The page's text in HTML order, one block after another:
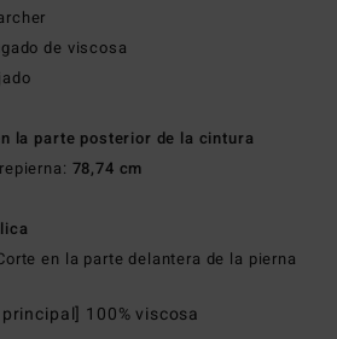
de viscosa
la parte posterior de la cintura
78,74 cm
en la parte delantera de la pierna
100% viscosa